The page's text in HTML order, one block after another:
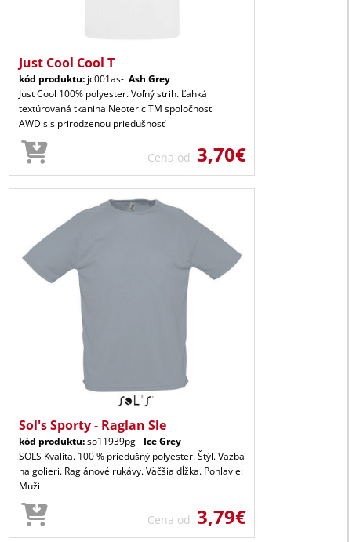
Just Cool Cool T
kód produktu: jc001as-l Ash Grey
Just Cool 100% polyester. Voľný strih. Ľahká
textúrovaná tkanina Neoteric TM spoločnosti
AWDis s prirodzenou priedušnosť
Cena od 3,70€
Sol's Sporty - Raglan Sle
kód produktu:so11939pg-l Ice Grey
SOLS Kvalita. 100 % priedušný polyester. Štýl. Väzba
na golieri. Raglánové rukávy. Väčšia dĺžka. Pohlavie:
Muži
Cena od 3,79€